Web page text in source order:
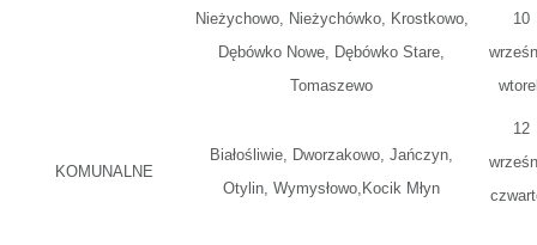
KOMUNALNE
Nieżychowo, Nieżychówko, Krostkowo,
Dębówko Nowe, Dębówko Stare,
Tomaszewo
10
Białośliwie, Dworzakowo, Jańczyn,
Otylin, Wymysłowo,Kocik Młyn
12